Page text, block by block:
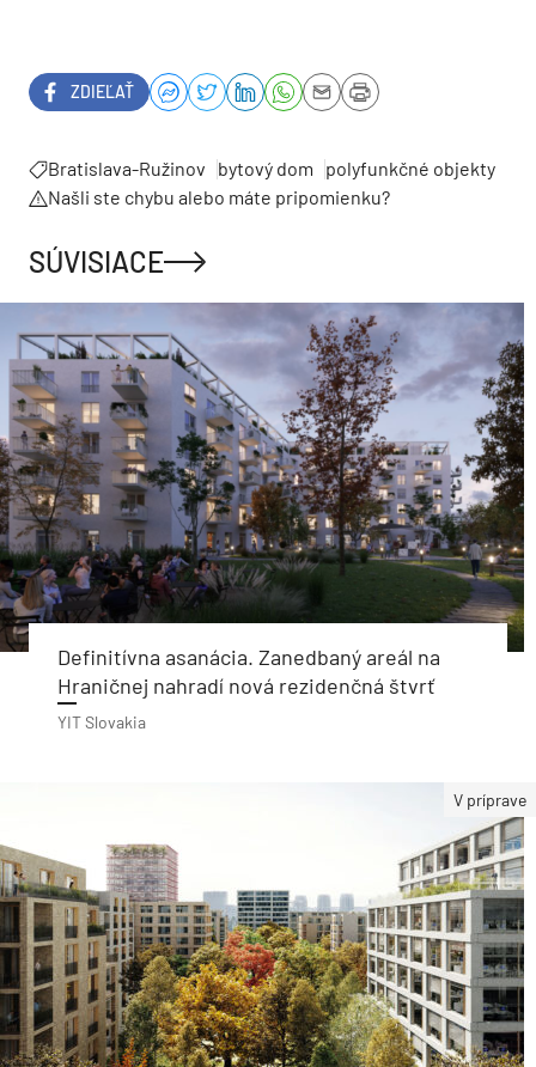
ZDIEĽAŤ
Bratislava-Ružinov bytový dom
polyfunkčné objekty
Našli ste chybu alebo máte pripomienku?
SÚVISIACE
Definitívna asanácia. Zanedbaný areál na
Hraničnej nahradí nová rezidenčná štvrť
YIT Slovakia
V príprave